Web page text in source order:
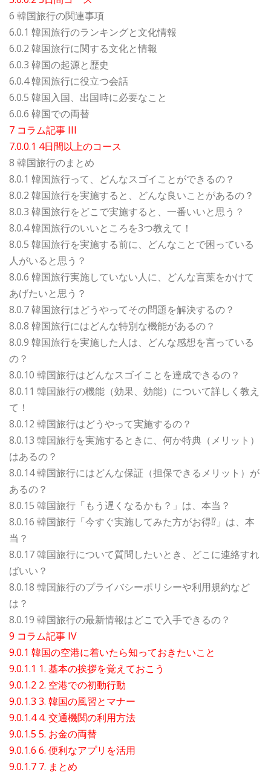
6 韓国旅行の関連事項
6.0.1 韓国旅行のランキングと文化情報
6.0.2 韓国旅行に関する文化と情報
6.0.3 韓国の起源と歴史
6.0.4 韓国旅行に役立つ会話
6.0.5 韓国入国、出国時に必要なこと
6.0.6 韓国での両替
7 コラム記事 III
7.0.0.1 4日間以上のコース
8 韓国旅行のまとめ
8.0.1 韓国旅行って、どんなスゴイことができるの？
8.0.2 韓国旅行を実施すると、どんな良いことがあるの？
8.0.3 韓国旅行をどこで実施すると、一番いいと思う？
8.0.4 韓国旅行のいいところを3つ教えて！
8.0.5 韓国旅行を実施する前に、どんなことで困っている
人がいると思う？
8.0.6 韓国旅行実施していない人に、どんな言葉をかけて
あげたいと思う？
8.0.7 韓国旅行はどうやってその問題を解決するの？
8.0.8 韓国旅行にはどんな特別な機能があるの？
8.0.9 韓国旅行を実施した人は、どんな感想を言っている
の？
8.0.10 韓国旅行はどんなスゴイことを達成できるの？
8.0.11 韓国旅行の機能（効果、効能）について詳しく教え
て！
8.0.12 韓国旅行はどうやって実施するの？
8.0.13 韓国旅行を実施するときに、何か特典（メリット）
はあるの？
8.0.14 韓国旅行にはどんな保証（担保できるメリット）が
あるの？
8.0.15 韓国旅行「もう遅くなるかも？」は、本当？
8.0.16 韓国旅行「今すぐ実施してみた方がお得⁉」は、本
当？
8.0.17 韓国旅行について質問したいとき、どこに連絡すれ
ばいい？
8.0.18 韓国旅行のプライバシーポリシーや利用規約など
は？
8.0.19 韓国旅行の最新情報はどこで入手できるの？
9 コラム記事 IV
9.0.1 韓国の空港に着いたら知っておきたいこと
9.0.1.1 1. 基本の挨拶を覚えておこう
9.0.1.2 2. 空港での初動行動
9.0.1.3 3. 韓国の風習とマナー
9.0.1.4 4. 交通機関の利用方法
9.0.1.5 5. お金の両替
9.0.1.6 6. 便利なアプリを活用
9.0.1.7 7. まとめ